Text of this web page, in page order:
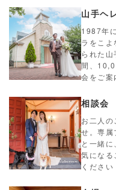
山手ヘ
1987年
ラをこ
られた
間、
会をご案
相談会
お二人
せ。専属
と一緒
気になる
ください